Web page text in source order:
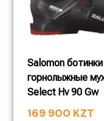
Salomon ботинки
горнолыжные
Select Hv 90 Gw
169 900 KZT